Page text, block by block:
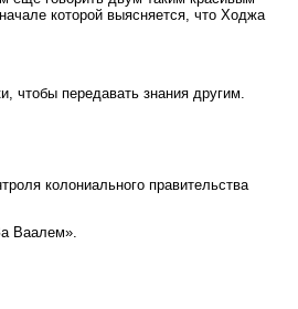
которой выясняется, что Ходжа
чтобы передавать знания другим.
колониального правительства
Ваалем».